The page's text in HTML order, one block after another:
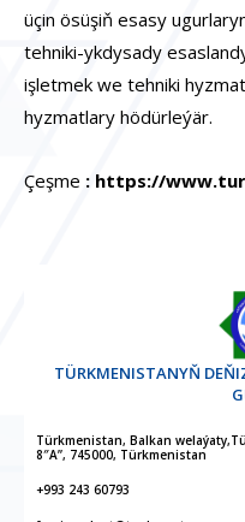
üçin ösüşiň esasy
tehniki-ykdysady
işletmek we tehniki
hyzmatlary hödürleýär.
Çeşme : https://
TÜRKMENISTANYŇ
Türkmenistan, Balkan
8″A”, 745000, Türkmenistan
+993 243 60793